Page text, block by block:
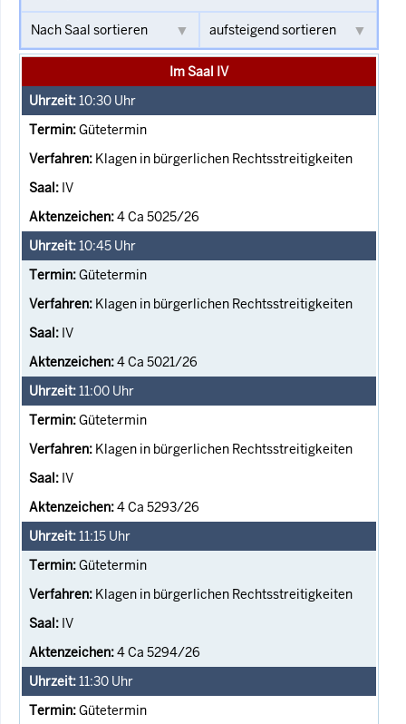
Im Saal IV
10:30 Uhr
Gütetermin
Klagen in bürgerlichen Rechtsstreitigkeiten
IV
4 Ca 5025/26
10:45 Uhr
Gütetermin
Klagen in bürgerlichen Rechtsstreitigkeiten
IV
4 Ca 5021/26
11:00 Uhr
Gütetermin
Klagen in bürgerlichen Rechtsstreitigkeiten
IV
4 Ca 5293/26
11:15 Uhr
Gütetermin
Klagen in bürgerlichen Rechtsstreitigkeiten
IV
4 Ca 5294/26
11:30 Uhr
Gütetermin